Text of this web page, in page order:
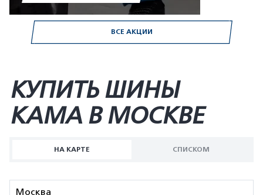
ВСЕ АКЦИИ
КУПИТЬ ШИНЫ
KAMA В МОСКВЕ
НА КАРТЕ СПИСКОМ